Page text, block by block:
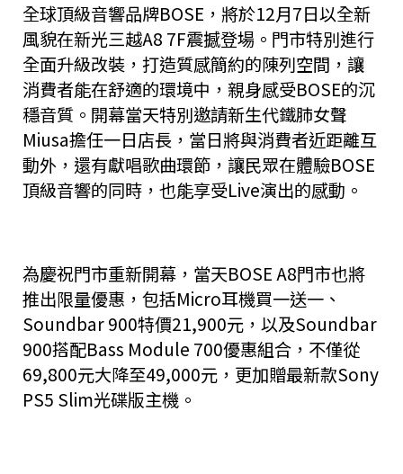
全球頂級音響品牌BOSE，將於12月7日以全新
風貌在新光三越A8 7F震撼登場。門市特別進行
全面升級改裝，打造質感簡約的陳列空間，讓
消費者能在舒適的環境中，親身感受BOSE的沉
穩音質。開幕當天特別邀請新生代鐵肺女聲
Miusa擔任一日店長，當日將與消費者近距離互
動外，還有獻唱歌曲環節，讓民眾在體驗BOSE
頂級音響的同時，也能享受Live演出的感動。
為慶祝門市重新開幕，當天BOSE A8門市也將
推出限量優惠，包括Micro耳機買一送一、
Soundbar 900特價21,900元，以及Soundbar
900搭配Bass Module 700優惠組合，不僅從
69,800元大降至49,000元，更加贈最新款Sony
PS5 Slim光碟版主機。